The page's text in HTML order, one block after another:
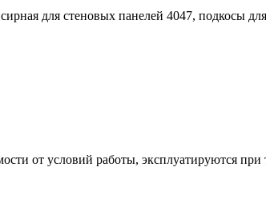
для стеновых панелей 4047, подкосы
от условий работы, эксплуатируются